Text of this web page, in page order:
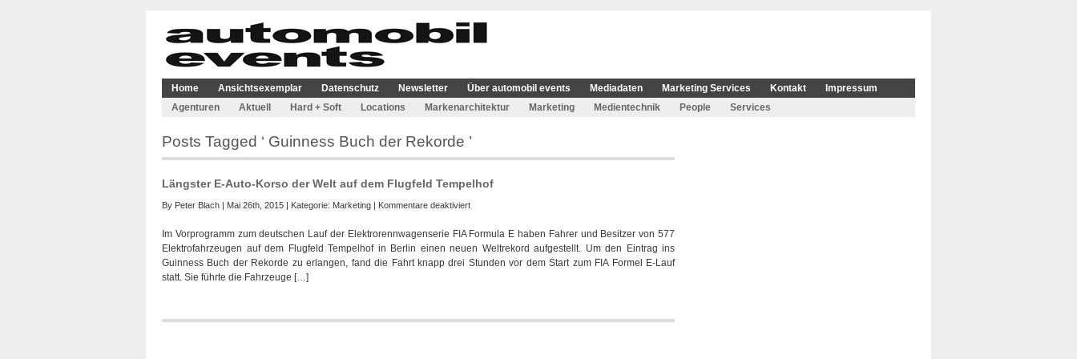
Home Ansichtsexemplar Datenschutz Newsletter Über automobil events Mediadaten Marketing Services Kontakt
Impressum
Agenturen
Aktuell Hard + Soft Locations Markenarchitektur Marketing Medientechnik People Services
Posts Tagged ‘ Guinness Buch der Rekorde ’
Längster E-Auto-Korso der Welt auf dem Flugfeld Tempelhof
By Peter Blach | Mai 26th, 2015 | Kategorie: Marketing | Kommentare deaktiviertfür
E-
Auto-
Korso
dem
Im Vorprogramm zum deutschen Lauf der Elektrorennwagenserie FIA Formula E haben Fahrer und Besitzer von 577
Elektrofahrzeugen auf dem Flugfeld Tempelhof in Berlin einen neuen Weltrekord aufgestellt. Um den Eintrag ins
Guinness Buch der Rekorde zu erlangen, fand die Fahrt knapp drei Stunden vor dem Start zum FIA Formel E-Lauf
statt. Sie führte die Fahrzeuge […]